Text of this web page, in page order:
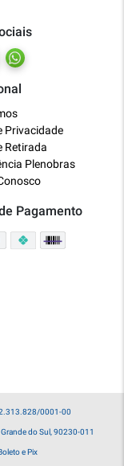
Privacidade
Retirada
Plenobras
Pagamento
0001-00
do Sul, 90230-011
e Pix